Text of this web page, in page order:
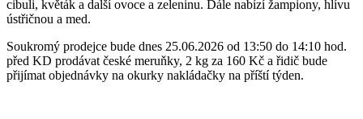
cibuli, květák a další ovoce a zeleninu. Dále nabízí žampiony, hlívu
ústřičnou a med.
Soukromý prodejce bude dnes 25.06.2026 od 13:50 do 14:10 hod.
před KD prodávat české meruňky, 2 kg za 160 Kč a řidič bude
přijímat objednávky na okurky nakládačky na příští týden.